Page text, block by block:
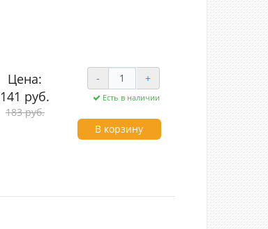
Цена:
141 руб.
183 руб.
- +
Есть в наличии
В корзину